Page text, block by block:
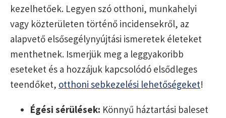
kezelhetőek. Legyen szó otthoni, munkahelyi
vagy közterületen történő incidensekről, az
alapvető elsősegélynyújtási ismeretek életeket
menthetnek. Ismerjük meg a leggyakoribb
eseteket és a hozzájuk kapcsolódó elsődleges
teendőket, otthoni sebkezelési lehetőségeket!
Égési sérülések: Könnyű háztartási baleset